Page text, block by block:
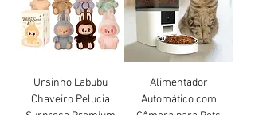
Ursinho Labubu
Chaveiro Pelucia
Alimentador
Automático com